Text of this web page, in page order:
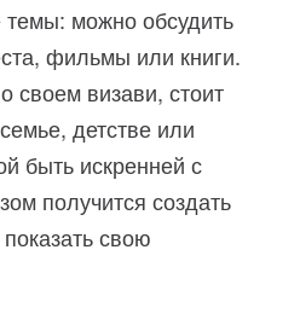
можно обсудить
фильмы или книги.
своем визави, стоит
детстве или
быть искренней с
получится создать
свою